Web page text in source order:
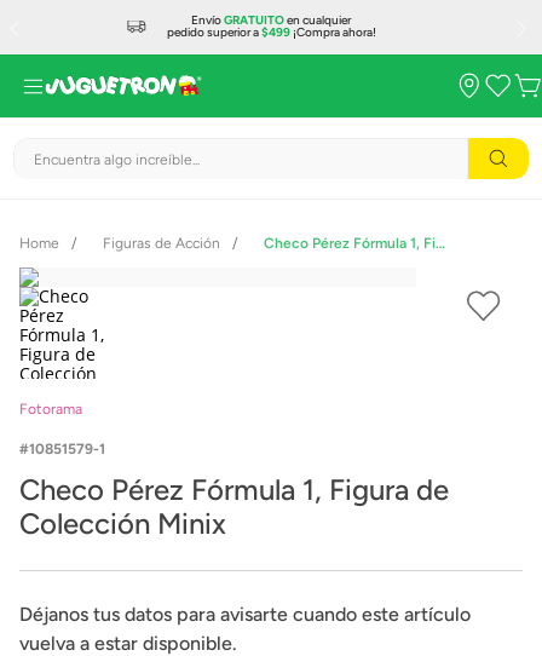
EnvíoGRATUITOen cualquier
pedido superior a$499¡Compra ahora!
Encuentra algo increíble...
Figuras de Acción Checo Pérez Fórmula 1, Figura de Colección Minix
Fotorama
10851579-1
Checo Pérez Fórmula 1, Figura de
Colección Minix
Déjanos tus datos para avisarte cuando este artículo
vuelva a estar disponible.